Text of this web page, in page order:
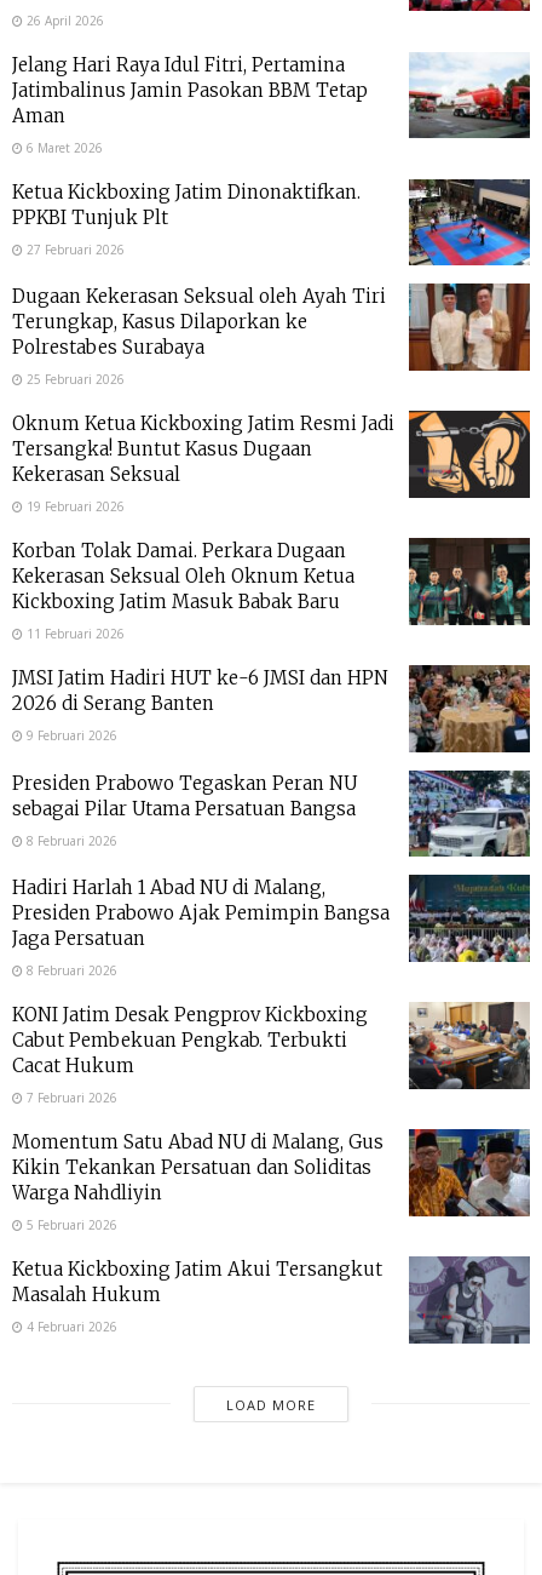
26 April 2026
Jelang Hari Raya Idul Fitri, Pertamina
Jatimbalinus Jamin Pasokan BBM Tetap
Aman
6 Maret 2026
Ketua Kickboxing Jatim Dinonaktifkan.
PPKBI Tunjuk Plt
27 Februari 2026
Dugaan Kekerasan Seksual oleh Ayah Tiri
Terungkap, Kasus Dilaporkan ke
Polrestabes Surabaya
25 Februari 2026
Oknum Ketua Kickboxing Jatim Resmi Jadi
Tersangka! Buntut Kasus Dugaan
Kekerasan Seksual
19 Februari 2026
Korban Tolak Damai. Perkara Dugaan
Kekerasan Seksual Oleh Oknum Ketua
Kickboxing Jatim Masuk Babak Baru
11 Februari 2026
JMSI Jatim Hadiri HUT ke-6 JMSI dan HPN
2026 di Serang Banten
9 Februari 2026
Presiden Prabowo Tegaskan Peran NU
sebagai Pilar Utama Persatuan Bangsa
8 Februari 2026
Hadiri Harlah 1 Abad NU di Malang,
Presiden Prabowo Ajak Pemimpin Bangsa
Jaga Persatuan
8 Februari 2026
KONI Jatim Desak Pengprov Kickboxing
Cabut Pembekuan Pengkab. Terbukti
Cacat Hukum
7 Februari 2026
Momentum Satu Abad NU di Malang, Gus
Kikin Tekankan Persatuan dan Soliditas
Warga Nahdliyin
5 Februari 2026
Ketua Kickboxing Jatim Akui Tersangkut
Masalah Hukum
4 Februari 2026
LOAD MORE